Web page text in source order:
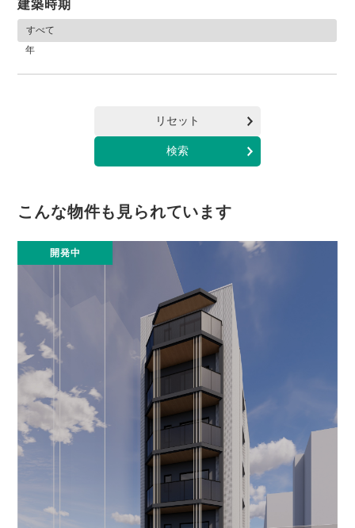
建築時期
年
リセット
こんな物件も見られています
開発中